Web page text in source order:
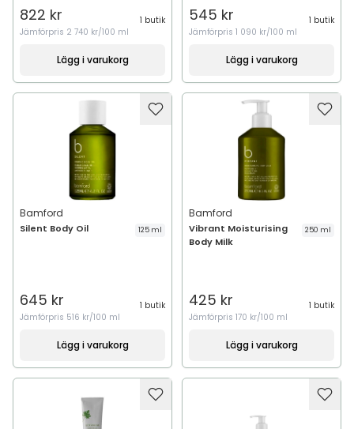
822 kr
1 butik
Jämförpris 2 740 kr/100 ml
Lägg i varukorg
545 kr
1 butik
Jämförpris 1 090 kr/100 ml
Lägg i varukorg
Bamford
Silent Body Oil 125 ml
645 kr
1 butik
Jämförpris 516 kr/100 ml
Lägg i varukorg
Bamford
Vibrant Moisturising
Body Milk
250 ml
425 kr
1 butik
Jämförpris 170 kr/100 ml
Lägg i varukorg